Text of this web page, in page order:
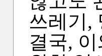
쓰레기,
결국,